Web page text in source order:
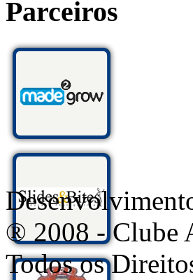
Parceiros
® 2008 - Clube
Todos os